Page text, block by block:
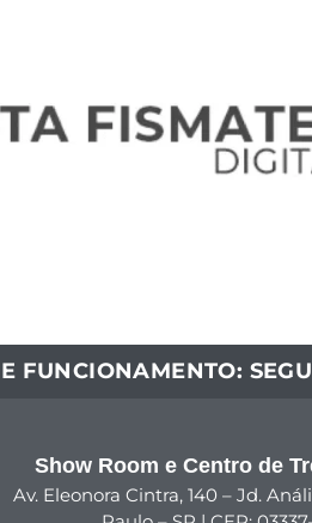
FUNCIONAMENTO:
Show Room e Centro de
Av. Eleonora Cintra, 140 – Jd.